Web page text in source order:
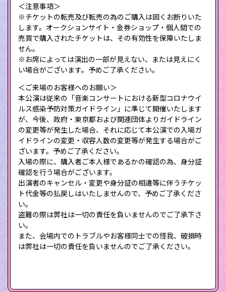
＜注意事項＞
※チケットの転売及び転売の為のご購入は固くお断りいた
します。オークションサイト・金券ショップ・個人間での
売買で購入されたチケットは、その有効性を保障いたしま
せん。
※お席によっては演出の一部が見えない、または見えにく
い場合がございます。予めご了承ください。
＜ご来場のお客様へのお願い＞
本公演は従来の「音楽コンサートにおける新型コロナウイ
ルス感染予防対策ガイドライン」に準じて開催いたします
が、今後、政府・東京都および関連団体よりガイドライン
の変更等が発生した場合、それに応じて本公演での入場ガ
イドラインの変更・収容人数の変更等が発生する場合がご
ざいます。予めご了承ください。
入場の際に、購入者ご本人様であるかの確認の為、身分証
確認を行う場合がございます。
出演者のキャンセル・変更や身分証の相違等に伴うチケッ
ト代金等の払戻しはいたしませんので、予めご了承くださ
い。
盗難の際は弊社は一切の責任を負いませんのでご了承下さ
い。
また、会場内でのトラブルやお客様同士での怪我、破損時
は弊社は一切の責任を負いませんのでご了承ください。